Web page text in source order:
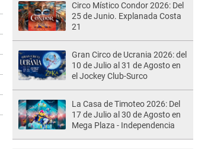
Circo Místico Condor 2026: Del
25 de Junio. Explanada Costa
21
Gran Circo de Ucrania 2026: del
10 de Julio al 31 de Agosto en
el Jockey Club-Surco
La Casa de Timoteo 2026: Del
17 de Julio al 30 de Agosto en
Mega Plaza - Independencia